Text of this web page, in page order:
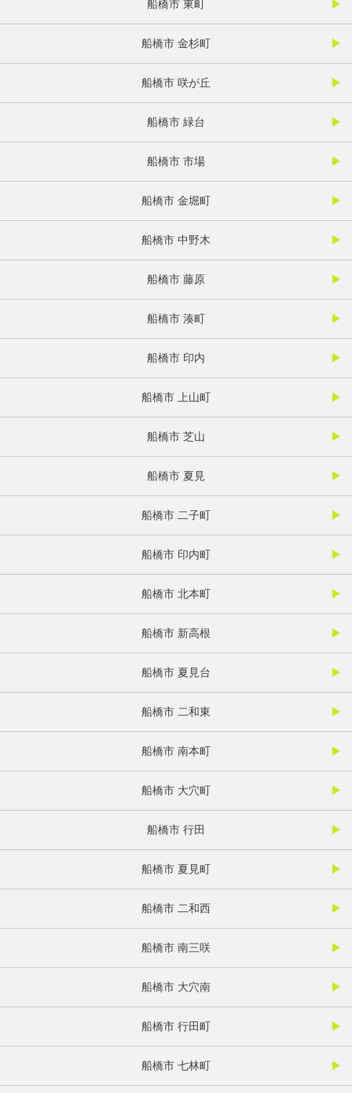
船橋市 東町
船橋市 金杉町
船橋市 咲が丘
船橋市 緑台
船橋市 市場
船橋市 金堀町
船橋市 中野木
船橋市 藤原
船橋市 湊町
船橋市 印内
船橋市 上山町
船橋市 芝山
船橋市 夏見
船橋市 二子町
船橋市 印内町
船橋市 北本町
船橋市 新高根
船橋市 夏見台
船橋市 二和東
船橋市 南本町
船橋市 大穴町
船橋市 行田
船橋市 夏見町
船橋市 二和西
船橋市 南三咲
船橋市 大穴南
船橋市 行田町
船橋市 七林町